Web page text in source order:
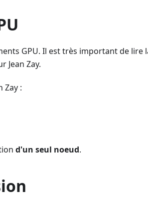
GPU. Il est très important de lire
Jean Zay.
Zay :
d'un seul noeud.